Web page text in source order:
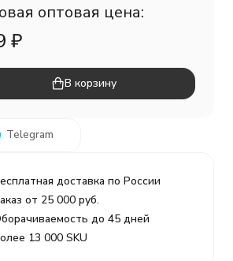
оптовая цена:
₽
В корзину
Telegram
доставка по России
от 25 000 руб.
до 45 дней
13 000 SKU